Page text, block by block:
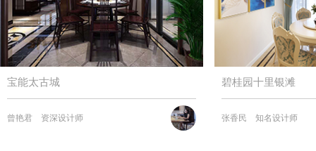
宝能太古城
曾艳君 资深设计师
碧桂园十里银滩
张香民 知名设计师